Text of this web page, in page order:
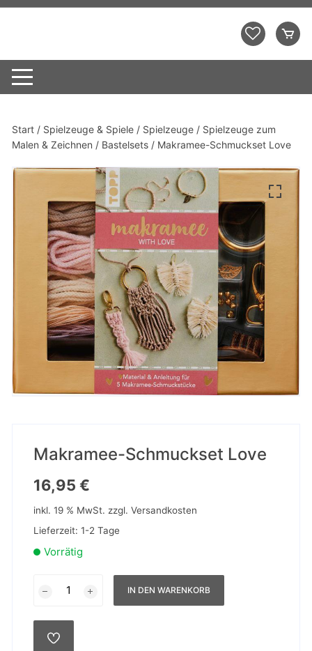
Zum
Start / Spielzeuge & Spiele / Spielzeuge / Spielzeuge zum
Malen & Zeichnen / Bastelsets / Makramee-Schmuckset Love
Makramee-Schmuckset Love
16,95€
inkl. 19 % MwSt. zzgl.Versandkosten
Lieferzeit:1-2 Tage
Vorrätig
Schmuckset
Menge
IN DEN WARENKORB
AUF